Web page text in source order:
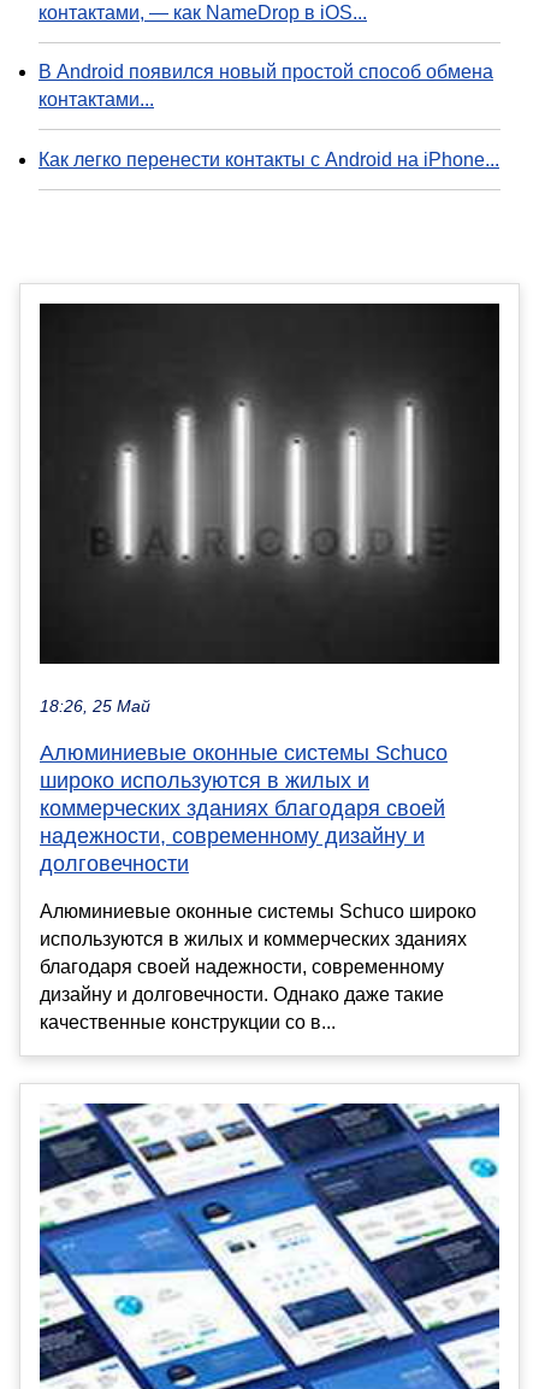
контактами, — как NameDrop в iOS...
В Android появился новый простой способ обмена
контактами...
Как легко перенести контакты с Android на iPhone...
18:26, 25 Май
Алюминиевые оконные системы Schuco
широко используются в жилых и
коммерческих зданиях благодаря своей
надежности, современному дизайну и
долговечности
Алюминиевые оконные системы Schuco широко
используются в жилых и коммерческих зданиях
благодаря своей надежности, современному
дизайну и долговечности. Однако даже такие
качественные конструкции со в...